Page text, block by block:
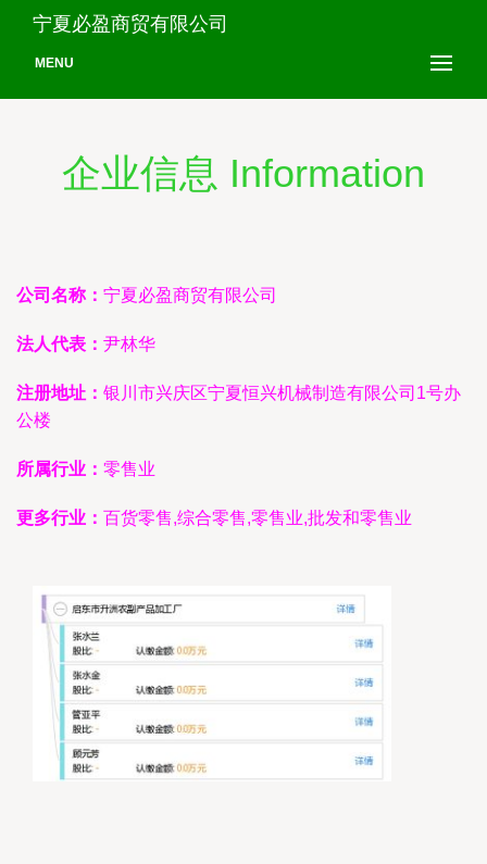
宁夏必盈商贸有限公司
MENU
企业信息 Information
公司名称： 宁夏必盈商贸有限公司
法人代表： 尹林华
注册地址： 银川市兴庆区宁夏恒兴机械制造有限公司1号办
公楼
所属行业： 零售业
更多行业： 百货零售,综合零售,零售业,批发和零售业